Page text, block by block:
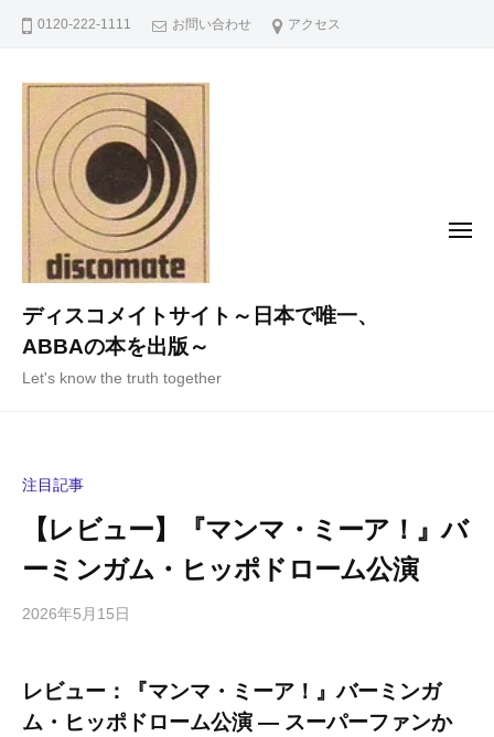
0120-222-1111 お問い合わせ アクセス
ディスコメイトサイト～日本で唯一、
ABBAの本を出版～
Let's know the truth together
メ
注目記事
【レビュー】『マンマ・ミーア！』バ
ーミンガム・ヒッポドローム公演
2026年5月15日
g
の
コ
レビュー：『マンマ・ミーア！』バーミンガ
ム・ヒッポドローム公演 ― スーパーファンか